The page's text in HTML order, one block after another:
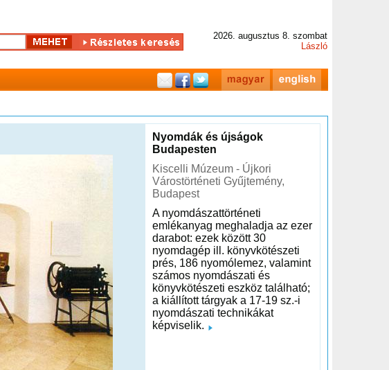
2026. augusztus 8. szombat
László
Nyomdák és újságok
Budapesten
Kiscelli Múzeum - Újkori
Várostörténeti Gyűjtemény,
Budapest
A nyomdászattörténeti
emlékanyag meghaladja az ezer
darabot: ezek között 30
nyomdagép ill. könyvkötészeti
prés, 186 nyomólemez, valamint
számos nyomdászati és
könyvkötészeti eszköz található;
a kiállított tárgyak a 17-19 sz.-i
nyomdászati technikákat
képviselik.